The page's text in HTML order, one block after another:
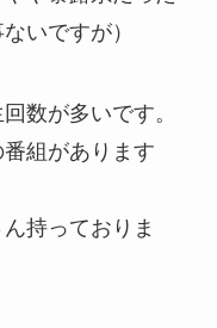
いですが）
数が多いです。
組があります
持っておりま